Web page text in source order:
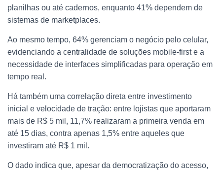
planilhas ou até cadernos, enquanto 41% dependem de
sistemas de marketplaces.
Ao mesmo tempo, 64% gerenciam o negócio pelo celular,
evidenciando a centralidade de soluções mobile-first e a
necessidade de interfaces simplificadas para operação em
tempo real.
Há também uma correlação direta entre investimento
inicial e velocidade de tração: entre lojistas que aportaram
mais de R$ 5 mil, 11,7% realizaram a primeira venda em
até 15 dias, contra apenas 1,5% entre aqueles que
investiram até R$ 1 mil.
O dado indica que, apesar da democratização do acesso,